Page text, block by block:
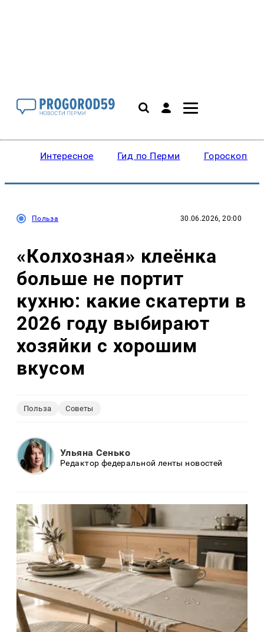
Интересное Гид по Перми Гороскопы
Польза 30.06.2026, 20:00
«Колхозная» клеёнка
больше не портит
кухню: какие скатерти в
2026 году выбирают
хозяйки с хорошим
вкусом
Польза Советы
Ульяна Сенько
Редактор федеральной ленты новостей